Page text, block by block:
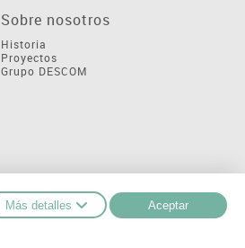
Sobre nosotros
Historia
Proyectos
Grupo DESCOM
Más detalles Aceptar